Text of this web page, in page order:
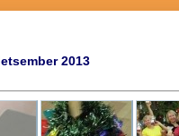
2013